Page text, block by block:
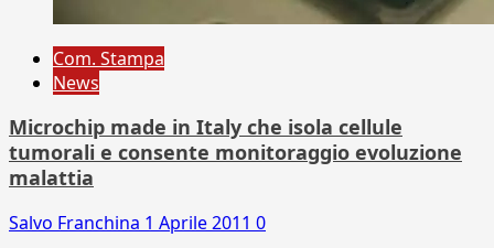
Com. Stampa
News
Microchip made in Italy che isola cellule
tumorali e consente monitoraggio evoluzione
malattia
Salvo Franchina 1 Aprile 2011 0